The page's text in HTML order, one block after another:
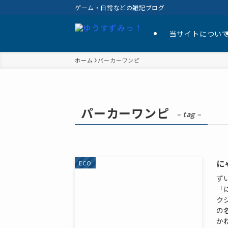
ゲーム・日常などの雑記ブログ
当サイトについ
ホーム パーカーワンピ
パーカーワンピ – tag –
ECO
ず
ク
の
か